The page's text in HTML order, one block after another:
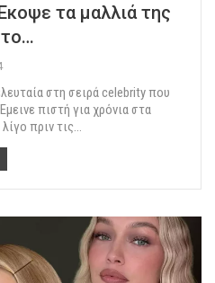
τα μαλλιά της
στη σειρά celebrity που
πιστή για χρόνια στα
πριν τις…